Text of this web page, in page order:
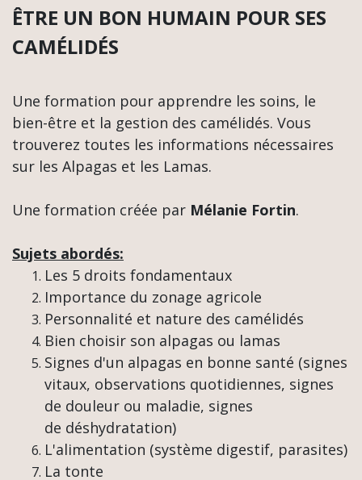
ÊTRE UN BON HUMAIN POUR SES
CAMÉLIDÉS
Une formation pour apprendre les soins, le
bien-être et la gestion des camélidés. Vous
trouverez toutes les informations nécessaires
sur les Alpagas et les Lamas.
Une formation créée par Mélanie Fortin.
Sujets abordés:
Les 5 droits fondamentaux
Importance du zonage agricole
Personnalité et nature des camélidés
Bien choisir son alpagas ou lamas
Signes d'un alpagas en bonne santé (signes
vitaux, observations quotidiennes, signes
de douleur ou maladie, signes
de déshydratation)
L'alimentation (système digestif, parasites)
La tonte